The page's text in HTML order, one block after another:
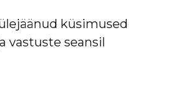
küsimused
vastuste seansil